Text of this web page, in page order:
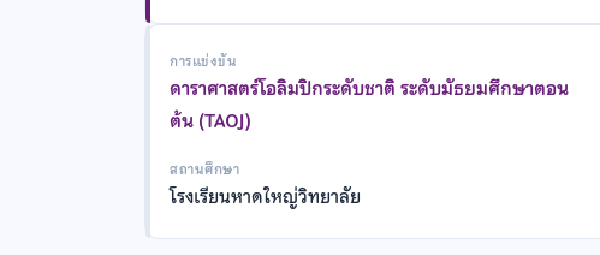
การแข่งขัน
ดาราศาสตร์โอลิมปิกระดับชาติ ระดับมัธยมศึกษาตอน
ต้น (TAOJ)
สถานศึกษา
โรงเรียนหาดใหญ่วิทยาลัย